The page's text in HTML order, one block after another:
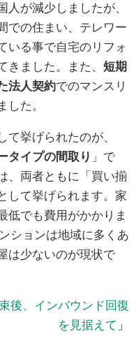
が減少しましたが、
での住まい、テレワー
いる事で自宅のリフォ
きました。また、 短期
法人契約でのマンスリ
した。
挙げられたのが、
タイプの間取り 」で
、両者ともに「買い揃
して挙げられます。家
低でも費用がかかりま
ションは地域に多くあ
は少ないのが現状で
後、インバウンド回復
を見据えて 」